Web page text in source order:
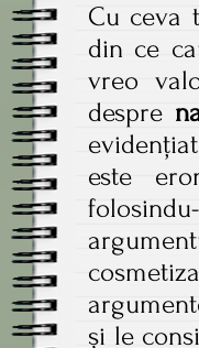
Cu ceva
din ce
vreo
despre
este
și le